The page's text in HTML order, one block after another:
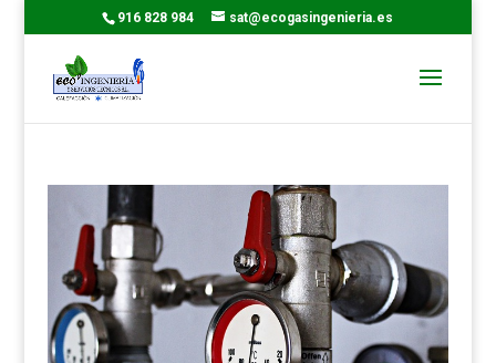
916 828 984 sat@ecogasingenieria.es